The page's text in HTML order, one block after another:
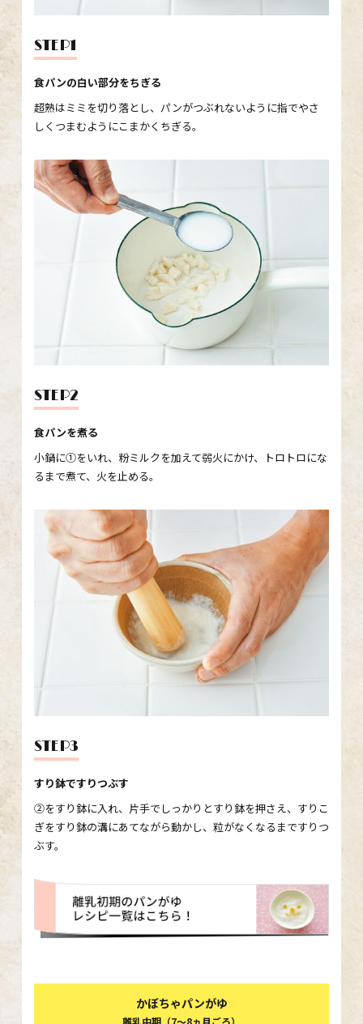
STEP1
食パンの白い部分をちぎる
超熟はミミを切り落とし、パンがつぶれないように指でやさ
しくつまむようにこまかくちぎる。
STEP2
食パンを煮る
小鍋に①をいれ、粉ミルクを加えて弱火にかけ、トロトロにな
るまで煮て、火を止める。
STEP3
すり鉢ですりつぶす
②をすり鉢に入れ、片手でしっかりとすり鉢を押さえ、すりこ
ぎをすり鉢の溝にあてながら動かし、粒がなくなるまですりつ
ぶす。
かぼちゃパンがゆ
離乳中期（7～8ヵ月ごろ）